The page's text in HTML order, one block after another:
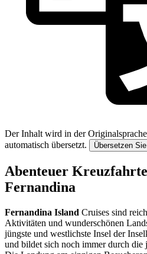
Der Inhalt wird in der
automatisch übersetzt.
Übersetzen Sie
Abenteuer
Fernandina
Fernandina Island Cruises sind
Aktivitäten und wunderschönen
jüngste und westlichste Insel der
und bildet sich noch immer durch die